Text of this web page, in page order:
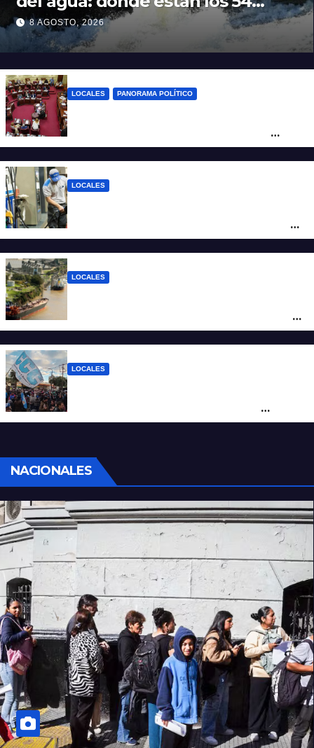
puntos de bombeo
8 AGOSTO, 2026
LOCALES PANORAMA POLÍTICO
Santa Fe
LOCALES
ciudad de Santa Fe: la nafta súper superó
los $2.100 y llenar el tanque cuesta más
LOCALES
posicionar los puertos del sur de Santa Fe
como salida para las exportaciones
LOCALES
sociales y sindicales
NACIONALES